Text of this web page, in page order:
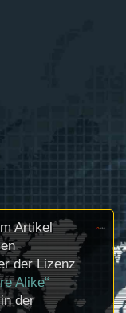
Artikel
der Lizenz
Alike“
der